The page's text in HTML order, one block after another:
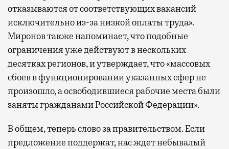
отказываются от соответствующих вакансий
исключительно из-за низкой оплаты труда».
Миронов также напоминает, что подобные
ограничения уже действуют в нескольких
десятках регионов, и утверждает, что «массовых
сбоев в функционировании указанных сфер не
произошло, а освободившиеся рабочие места были
заняты гражданами Российской Федерации».
В общем, теперь слово за правительством. Если
предложение поддержат, нас ждет небывалый